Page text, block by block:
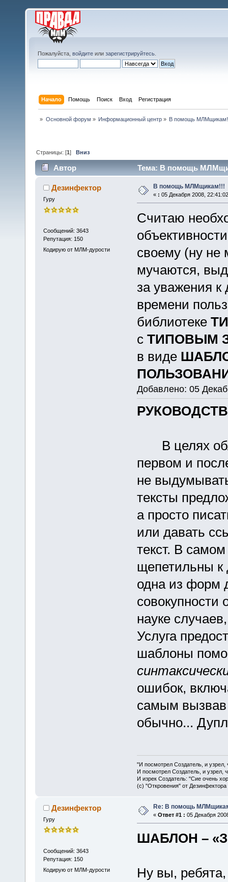
Пожалуйста, войдите или зарегистрируйтесь
Начало Помощь Поиск Вход Регистрация
» Основной форум » Информационный центр» В помощь
Страницы: [1]Вниз
Автор Тема: В помощь
Дезинфектор
Гуру
Сообщений: 3643
Репутация: 150
Кодирую от МЛМ-дурости
В помощь МЛМщикам!!!
« : 05 Декабря 2008,
Считаю
своему (ну не
мучаются,
за уважения к
времени
библиотеке
с ТИПОВЫМ
в виде
Добавлено: 05
В целях
первом и
не
тексты
а просто
или давать
текст. В
щепетильны к
одна из форм
науке
Услуга
шаблоны
ошибок,
самым вызвав
обычно...
"И посмотрел Создатель, и
И посмотрел Создатель, и узрел,
И изрек Создатель: "Сие очень
(с) "Откровения" от Дезинфектора
Дезинфектор
Гуру
Сообщений: 3643
Репутация: 150
Кодирую от МЛМ-дурости
Re: В помощь
« Ответ #1 : 05 Декабря
ШАБЛОН –
Ну вы,